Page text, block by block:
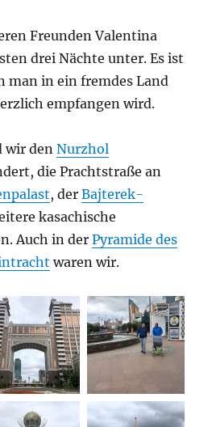
Freunden Valentina
drei Nächte unter. Es ist
man in ein fremdes Land
empfangen wird.
wir denNurzhol
die Prachtstraße an
, derBajterek-
kasachische
Auch in derPyramide des
waren wir.